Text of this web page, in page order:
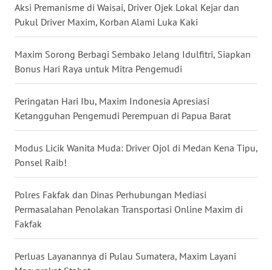
Aksi Premanisme di Waisai, Driver Ojek Lokal Kejar dan
Pukul Driver Maxim, Korban Alami Luka Kaki
Maxim Sorong Berbagi Sembako Jelang Idulfitri, Siapkan
Bonus Hari Raya untuk Mitra Pengemudi
Peringatan Hari Ibu, Maxim Indonesia Apresiasi
Ketangguhan Pengemudi Perempuan di Papua Barat
Modus Licik Wanita Muda: Driver Ojol di Medan Kena Tipu,
Ponsel Raib!
Polres Fakfak dan Dinas Perhubungan Mediasi
Permasalahan Penolakan Transportasi Online Maxim di
Fakfak
Perluas Layanannya di Pulau Sumatera, Maxim Layani
KALTENG
KALTARA
WN
KALSEL
WN
KALTIM
WN
SULSEL
WN
WN